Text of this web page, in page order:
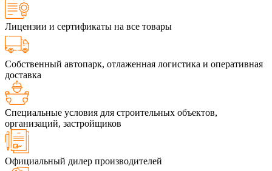
Лицензии и сертификаты на все товары
Собственный автопарк, отлаженная логистика и оперативная
доставка
Специальные условия для строительных объектов,
организаций, застройщиков
Официальный дилер производителей